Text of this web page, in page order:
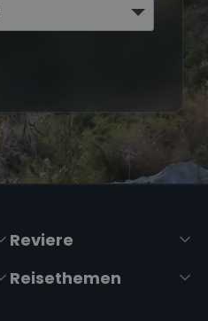
Reviere
Reisethemen